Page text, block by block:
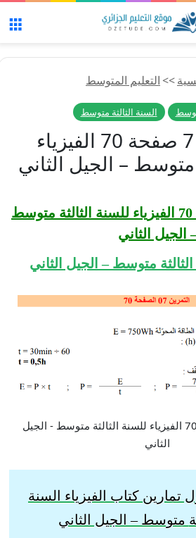
>>التعليم المتوسط
السنة الثالثة متوسط
حل تمرين 7 صفحة 70 الفيزياء
متوسط – الجيل الثاني
صفحة 70 الفيزياء للسنة الثالثة متوسط
الجيل الثاني
الثالثة متوسط – الجيل الثاني
تمارين كتاب الفيزياء السنة
متوسط – الجيل الثاني